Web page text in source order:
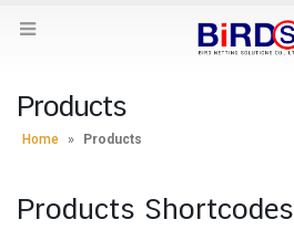
Products
Home » Products
Products Shortcodes